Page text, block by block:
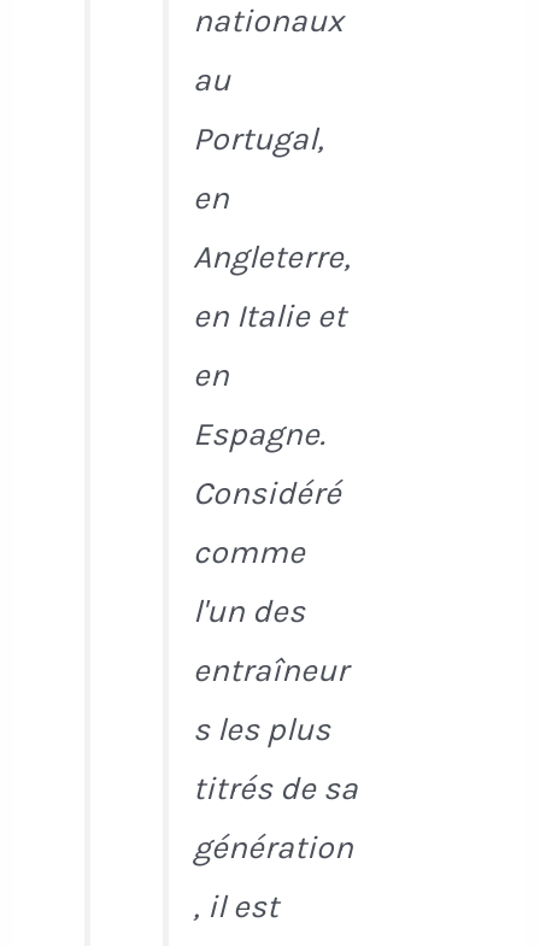
nationaux
au
Portugal,
en
Angleterre,
en Italie et
en
Espagne.
Considéré
comme
l'un des
entraîneur
s les plus
titrés de sa
génération
, il est